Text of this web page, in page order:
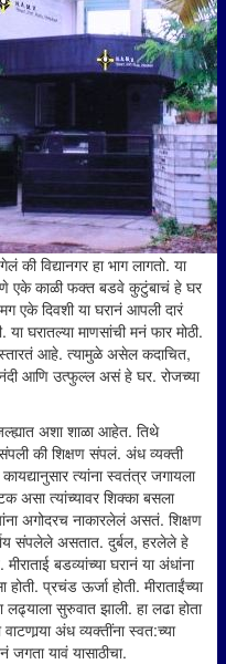
की विद्यानगर हा भाग लागतो. या
एके काळी फक्त बडवे कुटुंबाचं हे घर
एके दिवशी या घरानं आपली दारं
घरातल्या माणसांची मनं फार मोठी.
आहे. त्यामुळे असेल कदाचित,
आणि उत्फुल्ल असं हे घर. रोजच्या
अशा शाळा आहेत. तिथे
की शिक्षण संपलं. अंध व्यक्ती
त्यांना स्वतंत्र जगायला
असा त्यांच्यावर शिक्का बसला
अगोदरच नाकारलेलं असतं. शिक्षण
संपलेले असतात. दुर्बल, हरलेले हे
बडव्यांच्या घरानं या अंधांना
प्रचंड ऊर्जा होती. मीराताईंच्या
लढ्याला सुरुवात झाली. हा लढा होता
अंध व्यक्तींना स्वत:च्या
जगता यावं यासाठीचा.